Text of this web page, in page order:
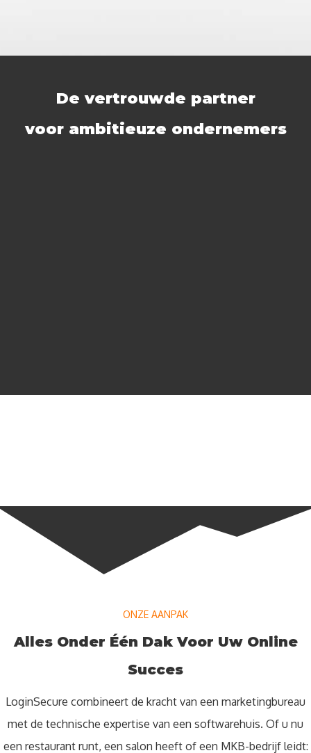
De vertrouwde partner
voor ambitieuze ondernemers
ONZE AANPAK
Alles Onder Één Dak Voor Uw Online
Succes
LoginSecure combineert de kracht van een marketingbureau
met de technische expertise van een softwarehuis. Of u nu
een restaurant runt, een salon heeft of een MKB-bedrijf leidt: